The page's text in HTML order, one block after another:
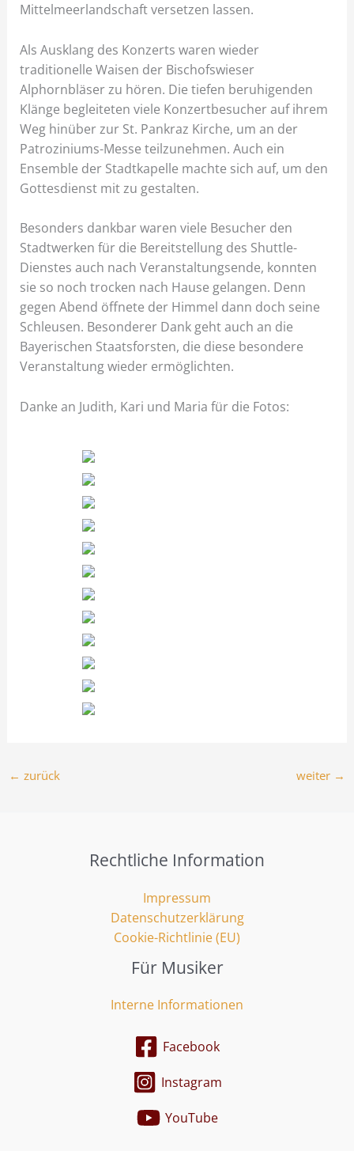
Mittelmeerlandschaft versetzen lassen.
Als Ausklang des Konzerts waren wieder
traditionelle Waisen der Bischofswieser
Alphornbläser zu hören. Die tiefen beruhigenden
Klänge begleiteten viele Konzertbesucher auf ihrem
Weg hinüber zur St. Pankraz Kirche, um an der
Patroziniums-Messe teilzunehmen. Auch ein
Ensemble der Stadtkapelle machte sich auf, um den
Gottesdienst mit zu gestalten.
Besonders dankbar waren viele Besucher den
Stadtwerken für die Bereitstellung des Shuttle-
Dienstes auch nach Veranstaltungsende, konnten
sie so noch trocken nach Hause gelangen. Denn
gegen Abend öffnete der Himmel dann doch seine
Schleusen. Besonderer Dank geht auch an die
Bayerischen Staatsforsten, die diese besondere
Veranstaltung wieder ermöglichten.
Danke an Judith, Kari und Maria für die Fotos:
← zurück weiter →
Rechtliche Information
Impressum
Datenschutzerklärung
Cookie-Richtlinie (EU)
Für Musiker
Interne Informationen
Facebook
Instagram
YouTube